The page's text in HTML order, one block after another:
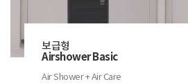
보급형
Airshower Basic
Air Shower + Air Care